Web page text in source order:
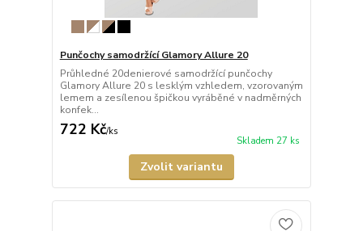
Punčochy samodržící Glamory Allure 20
Průhledné 20denierové samodržící punčochy
Glamory Allure 20 s lesklým vzhledem, vzorovaným
lemem a zesílenou špičkou vyráběné v nadměrných
konfek...
722 Kč/ks
Skladem 27 ks
Zvolit variantu